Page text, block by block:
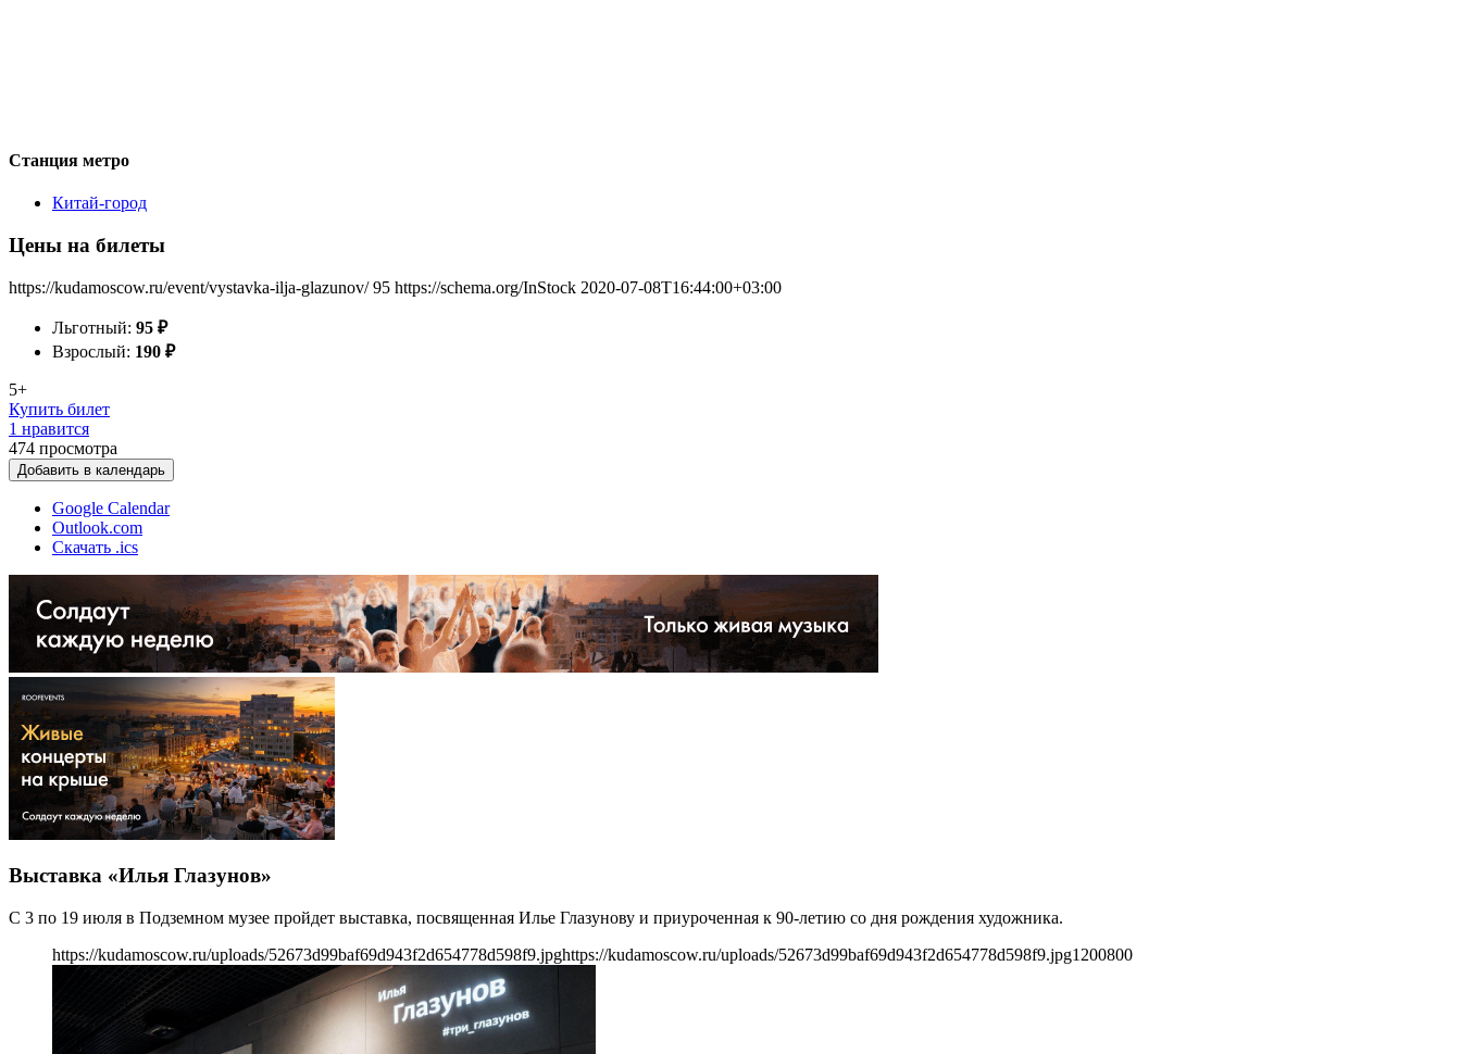
Станция метро
Китай-город
Цены на билеты
https://kudamoscow.ru/event/vystavka-ilja-glazunov/ 95 https://schema.org/InStock 2020-07-08T16:44:00+03:00
Льготный: 95 ₽
Взрослый: 190 ₽
5+
Купить билет
1 нравится
474 просмотра
Добавить в календарь
Google Calendar
Outlook.com
Скачать .ics
Выставка «Илья Глазунов»
С 3 по 19 июля в Подземном музее пройдет выставка, посвященная Илье Глазунову и приуроченная к 90-летию со дня рождения художника.
https://kudamoscow.ru/uploads/52673d99baf69d943f2d654778d598f9.jpghttps://kudamoscow.ru/uploads/52673d99baf69d943f2d654778d598f9.jpg1200800